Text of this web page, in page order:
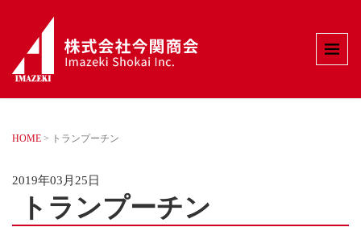
HOME > トランプーチン
2019年03月25日
トランプーチン